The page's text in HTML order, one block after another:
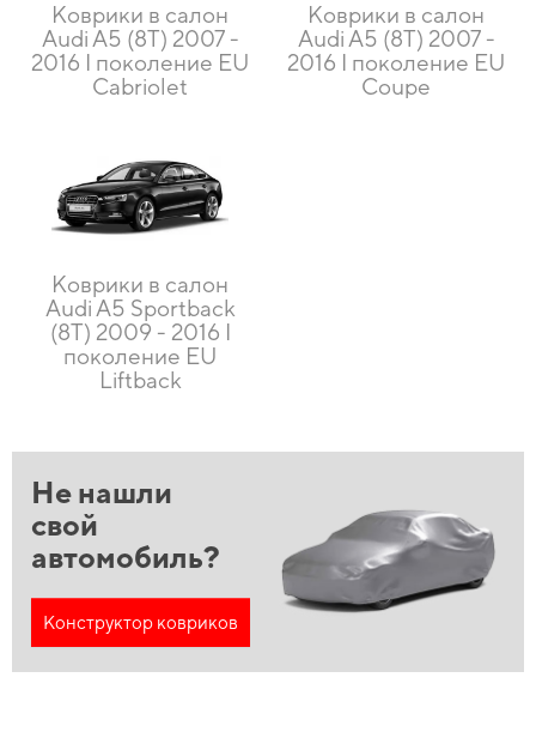
Коврики в салон
Audi A5 (8T) 2007 -
2016 I поколение EU
Cabriolet
Коврики в салон
Audi A5 (8T) 2007 -
2016 I поколение EU
Coupe
Коврики в салон
Audi A5 Sportback
(8T) 2009 - 2016 I
поколение EU
Liftback
Не нашли
свой
автомобиль?
Конструктор ковриков